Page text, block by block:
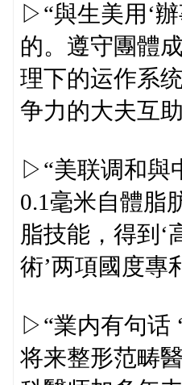
▷“與生美用‘
的。遵守團體
理下的运作系
争力的大夫互
▷“美联调和與
0.1毫米自體脂
脂技能，得到‘
術’两項國度專
▷“業内有句话
将来整形范畴